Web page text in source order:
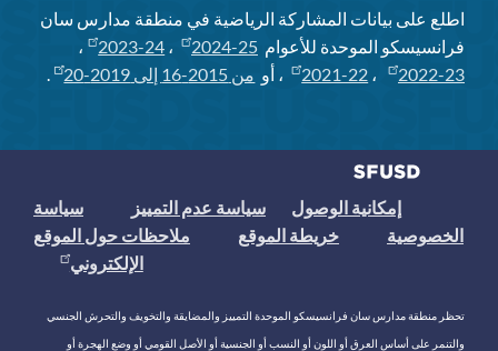
اطلع على بيانات المشاركة الرياضية في منطقة مدارس سان
فرانسيسكو الموحدة للأعوام 2024-25 ، 2023-24
،
2022-23
، 2021-22 ، أو من 2015-16 إلى 2019-20 .
إمكانية الوصول سياسة عدم التمييز
سياسة
الخصوصية
خريطة الموقع
ملاحظات حول الموقع
الإلكتروني
تحظر منطقة مدارس سان فرانسيسكو الموحدة التمييز والمضايقة والتخويف والتحرش الجنسي
والتنمر على أساس العرق أو اللون أو النسب أو الجنسية أو الأصل القومي أو وضع الهجرة أو